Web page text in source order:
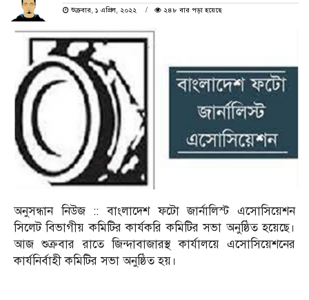
শুক্রবার, ১ এপ্রিল, ২০২২
২৪৮ বার পড়া হয়েছে
অনুসন্ধান নিউজ :: বাংলাদেশ ফটো জার্নালিস্ট এসোসিয়েশন
সিলেট বিভাগীয় কমিটির কার্যকরি কমিটির সভা অনুষ্ঠিত হয়েছে।
আজ শুক্রবার রাতে জিন্দাবাজারস্থ কার্যালয়ে এসোসিয়েশনের
কার্যনির্বাহী কমিটির সভা অনুষ্ঠিত হয়।